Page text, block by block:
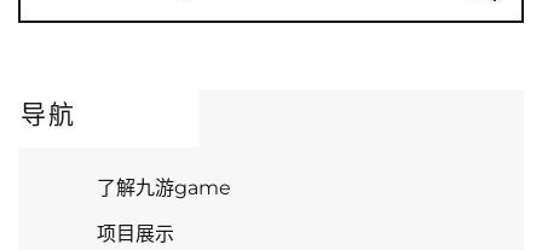
导航
了解九游game
项目展示